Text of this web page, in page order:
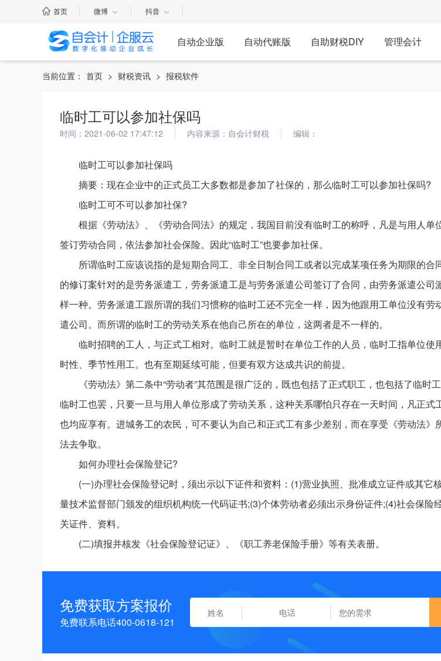
首页 微博 抖音
自动企业版 自动代账版 自助财税DIY 管理会计
当前位置： 首页 > 财税资讯 > 报税软件
临时工可以参加社保吗
时间：2021-06-02 17:47:12 内容来源：自会计财税 编辑：
临时工可以参加社保吗
摘要：现在企业中的正式员工大多数都是参加了社保的，那么临时工可以参加社保吗?
临时工可不可以参加社保?
根据《劳动法》、《劳动合同法》的规定，我国目前没有临时工的称呼，凡是与用人单
签订劳动合同，依法参加社会保险。因此“临时工”也要参加社保。
所谓临时工应该说指的是短期合同工、非全日制合同工或者以完成某项任务为期限的合
的修订案针对的是劳务派遣工，劳务派遣工是与劳务派遣公司签订了合同，由劳务派遣公司
样一种。劳务派遣工跟所谓的我们习惯称的临时工还不完全一样，因为他跟用工单位没有劳
遣公司。而所谓的临时工的劳动关系在他自己所在的单位，这两者是不一样的。
临时招聘的工人，与正式工相对。临时工就是暂时在单位工作的人员，临时工指单位使
时性、季节性用工。也有至期延续可能，但要有双方达成共识的前提。
《劳动法》第二条中“劳动者”其范围是很广泛的，既也包括了正式职工，也包括了临时
临时工也罢，只要一旦与用人单位形成了劳动关系，这种关系哪怕只存在一天时间，凡正式
也均应享有。进城务工的农民，可不要认为自己和正式工有多少差别，而在享受《劳动法》
法去争取。
如何办理社会保险登记?
(一)办理社会保险登记时，须出示以下证件和资料：(1)营业执照、批准成立证件或其它
量技术监督部门颁发的组织机构统一代码证书;(3)个体劳动者必须出示身份证件;(4)社会保险
关证件、资料。
(二)填报并核发《社会保险登记证》、《职工养老保险手册》等有关表册。
免费获取方案报价
免费联系电话400-0618-121